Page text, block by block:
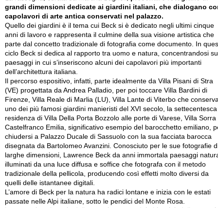
grandi dimensioni dedicate ai giardini italiani, che dialogano
capolavori di arte antica conservati nel palazzo.
Quello dei giardini è il tema cui Beck si è dedicato negli ultimi cinque
anni di lavoro e rappresenta il culmine della sua visione artistica che
parte dal concetto tradizionale di fotografia come documento. In
ciclo Beck si dedica al rapporto tra uomo e natura, concentrandosi su
paesaggi in cui s’inseriscono alcuni dei capolavori più importanti
dell’architettura italiana.
Il percorso espositivo, infatti, parte idealmente da Villa Pisani di Stra
(VE) progettata da Andrea Palladio, per poi toccare Villa Bardini di
Firenze, Villa Reale di Marlia (LU), Villa Lante di Viterbo che
uno dei più famosi giardini manieristi del XVI secolo, la settecentesca
residenza di Villa Della Porta Bozzolo alle porte di Varese, Villa Sorra
Castelfranco Emilia, significativo esempio del barocchetto emiliano,
chiudersi a Palazzo Ducale di Sassuolo con la sua facciata barocca
disegnata da Bartolomeo Avanzini. Conosciuto per le sue fotografie
larghe dimensioni, Lawrence Beck da anni immortala paesaggi
illuminati da una luce diffusa e soffice che fotografa con il metodo
tradizionale della pellicola, producendo così effetti molto diversi da
quelli delle istantanee digitali.
L’amore di Beck per la natura ha radici lontane e inizia con le estati
passate nelle Alpi italiane, sotto le pendici del Monte Rosa.